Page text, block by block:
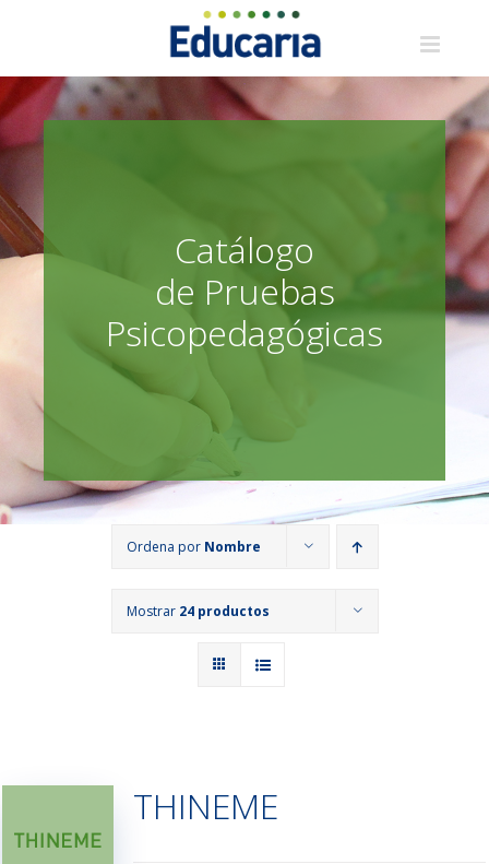
Catálogo
de Pruebas
Psicopedagógicas
Ordena por Nombre
Mostrar 24 productos
THINEME